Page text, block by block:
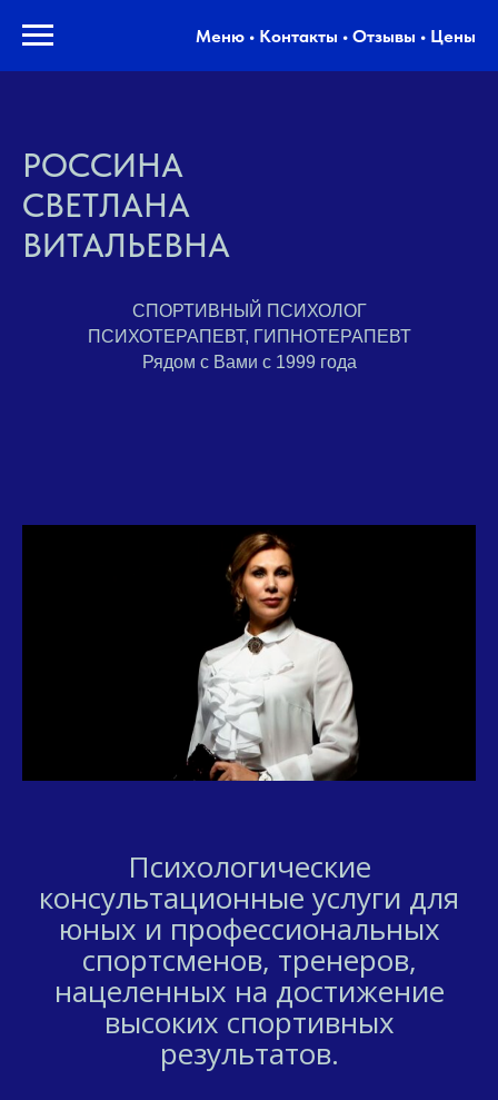
Меню • Контакты • Отзывы • Цены
РОССИНА
СВЕТЛАНА
ВИТАЛЬЕВНА
СПОРТИВНЫЙ ПСИХОЛОГ
ПСИХОТЕРАПЕВТ, ГИПНОТЕРАПЕВТ
Рядом с Вами с 1999 года
Психологические
консультационные услуги для
юных и профессиональных
спортсменов, тренеров,
нацеленных на достижение
высоких спортивных
результатов.